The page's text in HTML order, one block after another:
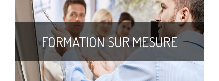
FORMATION SUR MESURE